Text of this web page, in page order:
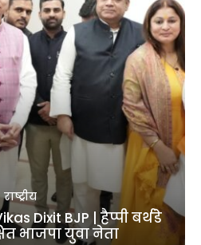
राष्ट्रीय
Dixit BJP | हैप्पी बर्थडे
भाजपा युवा नेता